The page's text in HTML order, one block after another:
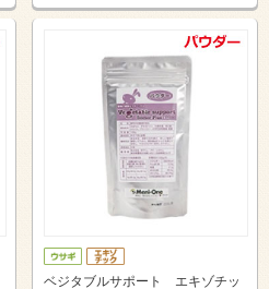
ベジタブルサポート エキゾチッ